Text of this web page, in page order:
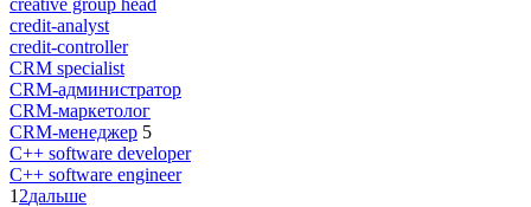
credit-analyst
credit-controller
CRM specialist
CRM-администратор
CRM-маркетолог
CRM-менеджер 5
C++ software developer
C++ software engineer
1 2дальше